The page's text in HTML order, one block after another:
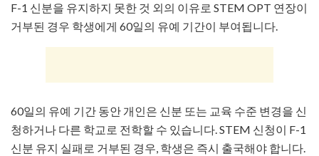
F-1 신분을 유지하지 못한 것 외의 이유로 STEM OPT 연장이
거부된 경우 학생에게 60일의 유예 기간이 부여됩니다.
60일의 유예 기간 동안 개인은 신분 또는 교육 수준 변경을 신
청하거나 다른 학교로 전학할 수 있습니다. STEM 신청이 F-1
신분 유지 실패로 거부된 경우, 학생은 즉시 출국해야 합니다.